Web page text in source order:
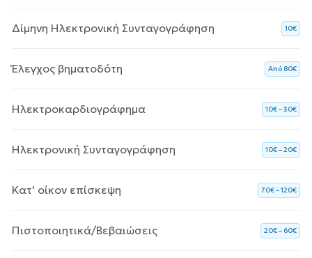
Δίμηνη Ηλεκτρονική Συνταγογράφηση 10€
Έλεγχος βηματοδότη Aπό 80€
Ηλεκτροκαρδιογράφημα 10€ – 30€
Ηλεκτρονική Συνταγογράφηση 10€ – 20€
Κατ' οίκον επίσκεψη 70€ – 120€
Πιστοποιητικά/Βεβαιώσεις 20€ – 60€